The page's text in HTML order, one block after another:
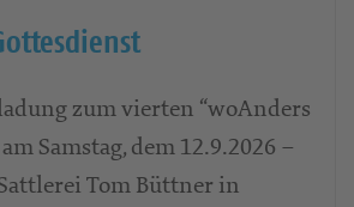
zum vierten “woAnders
Samstag, dem 12.9.2026 –
Tom Büttner in